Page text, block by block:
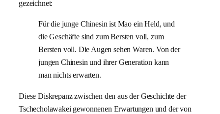
gezeichnet:
Für die junge Chinesin ist Mao ein Held, und
die Geschäfte sind zum Bersten voll, zum
Bersten voll. Die Augen sehen Waren. Von der
jungen Chinesin und ihrer Generation kann
man nichts erwarten.
Diese Diskrepanz zwischen den aus der Geschichte der
Tschecholawakei gewonnenen Erwartungen und der von